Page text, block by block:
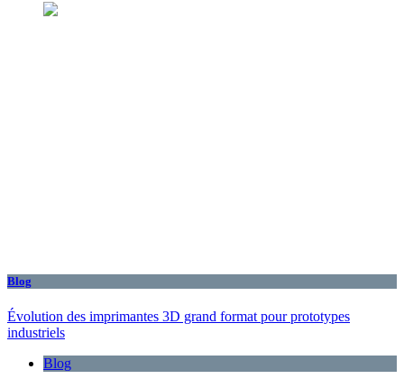
Blog
Évolution des imprimantes 3D grand format pour prototypes
industriels
Blog